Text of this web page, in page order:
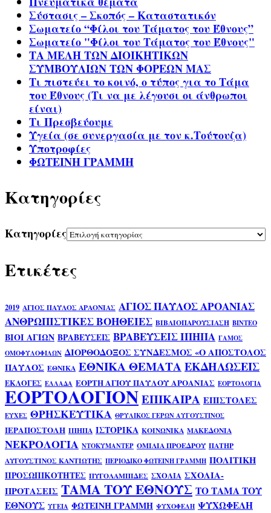
Σύστασις – Σκοπός – Καταστατικόν
Σωματείο “Φίλοι του Τάματος του Έθνους”
Σωματείο "Φίλοι του Τάματος του Έθνους"
ΤΑ ΜΕΛΗ ΤΩΝ ΔΙΟΙΚΗΤΙΚΩΝ
ΣΥΜΒΟΥΛΙΩΝ ΤΩΝ ΦΟΡΕΩΝ ΜΑΣ
Τι πιστεύει το κοινό, ο τύπος για το Τάμα
του Έθνους (Τι να με λέγουσι οι άνθρωποι
είναι)
Τι Πρεσβεύουμε
Υγεία (σε συνεργασία με τον κ.Τούτουζα)
Υποτροφίες
ΦΩΤΕΙΝΗ ΓΡΑΜΜΗ
Kατηγορίες
Kατηγορίες
Ετικέτες
2019 ΑΓΙΟΣ ΠΑΥΛΟΣ ΑΡΑΟΝΙΑΣ ΑΓΙΟΣ ΠΑΥΛΟΣ ΑΡΟΑΝΙΑΣ
ΑΝΘΡΩΠΙΣΤΙΚΕΣ ΒΟΗΘΕΙΕΣ ΒΙΒΛΙΟΠΑΡΟΥΣΙΑΣΗ ΒΙΝΤΕΟ
ΒΙΟΙ ΑΓΙΩΝ ΒΡΑΒΕΥΣΕΙΣ ΒΡΑΒΕΥΣΕΙΣ ΙΠΗΠΑ ΓΑΜΟΣ
ΟΜΟΦΥΛΟΦΙΛΩΝ ΔΙΟΡΘΟΔΟΞΟΣ ΣΥΝΔΕΣΜΟΣ «Ο ΑΠΟΣΤΟΛΟΣ
ΠΑΥΛΟΣ ΕΘΝΙΚΑ ΕΘΝΙΚΑ ΘΕΜΑΤΑΕΚΔΗΛΩΣΕΙΣ
ΕΚΛΟΓΕΣ ΕΛΛΑΔΑ ΕΟΡΤΗ ΑΓΙΟΥ ΠΑΥΛΟΥ ΑΡΟΑΝΙΑΣ ΕΟΡΤΟΛΟΓΙΑ
ΕΟΡΤΟΛΟΓΙΟΝΕΠΙΚΑΙΡΑ ΕΠΙΣΤΟΛΕΣ
ΕΥΧΕΣ ΘΡΗΣΚΕΥΤΙΚΑ ΘΡΥΛΙΚΟΣ ΓΕΡΩΝ ΑΥΓΟΥΣΤΙΝΟΣ
ΙΕΡΑΠΟΣΤΟΛΗ ΙΠΗΠΑ ΙΣΤΟΡΙΚΑ ΚΟΙΝΩΝΙΚΑ ΜΑΚΕΔΟΝΙΑ
ΝΕΚΡΟΛΟΓΙΑ ΝΤΟΚΥΜΑΝΤΕΡ ΟΜΙΛΙΑ ΠΡΟΕΔΡΟΥ ΠΑΤΗΡ
ΑΥΓΟΥΣΤΙΝΟΣ ΚΑΝΤΙΩΤΗΣ ΠΕΡΙΟΔΙΚΟ ΦΩΤΕΙΝΗ ΓΡΑΜΜΗ ΠΟΛΙΤΙΚΗ
ΠΡΟΣΩΠΙΚΟΤΗΤΕΣ ΠΥΓΟΛΑΜΠΙΔΕΣ ΣΧΟΛΙΑ ΣΧΟΛΙΑ-
ΠΡΟΤΑΣΕΙΣ ΤΑΜΑ ΤΟΥ ΕΘΝΟΥΣ ΤΟ ΤΑΜΑ ΤΟΥ
ΕΘΝΟΥΣ ΥΓΕΙΑ ΦΩΤΕΙΝΗ ΓΡΑΜΜΗ ΨΥΧΟΦΕΛΗ ΨΥΧΩΦΕΛΗ